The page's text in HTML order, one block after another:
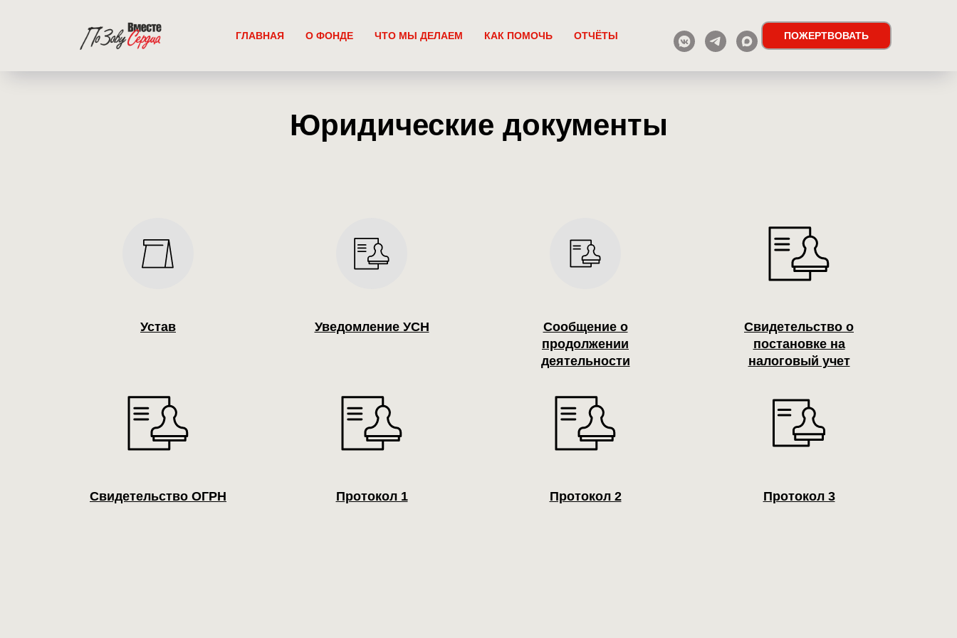
ГЛАВНАЯ О ФОНДЕ ЧТО МЫ ДЕЛАЕМ КАК ПОМОЧЬ ОТЧЁТЫ ПОЖЕРТВОВАТЬ
Юридические документы
Устав Уведомление УСН
Сообщение о
продолжении
деятельности
Свидетельство о
постановке на
налоговый учет
Свидетельство ОГРН Протокол 1 Протокол 2 Протокол 3